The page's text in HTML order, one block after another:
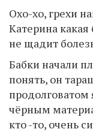
Охо-хо, грехи
Катерина какая
не щадит
Бабки начали
понять, он
чёрным
кто -то, очень